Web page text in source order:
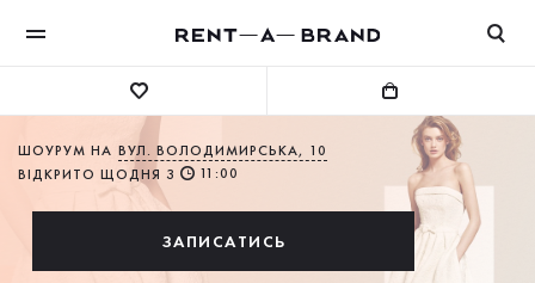
ШОУРУМ НА ВУЛ. ВОЛОДИМИРСЬКА, 10
ВІДКРИТО ЩОДНЯ З
11:00
ЗАПИСАТИСЬ